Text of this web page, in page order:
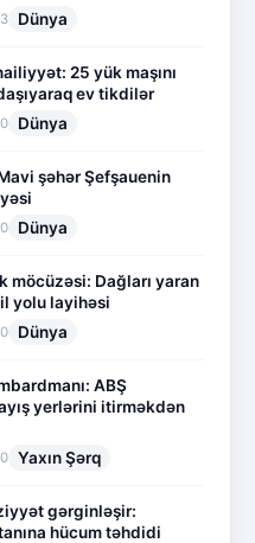
Dünya
25 yük maşını
ev tikdilər
Dünya
şəhər Şefşauenin
Dünya
möcüzəsi: Dağları yaran
yolu layihəsi
Dünya
ABŞ
yerlərini itirməkdən
Yaxın Şərq
gərginləşir:
hücum təhdidi